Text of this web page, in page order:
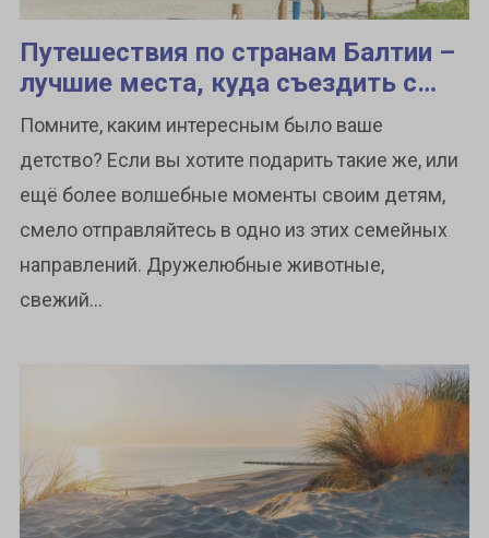
Путешествия по странам Балтии –
лучшие места, куда съездить с
детьми
Помните, каким интересным было ваше
детство? Если вы хотите подарить такие же, или
ещё более волшебные моменты своим детям,
смело отправляйтесь в одно из этих семейных
направлений. Дружелюбные животные,
свежий...